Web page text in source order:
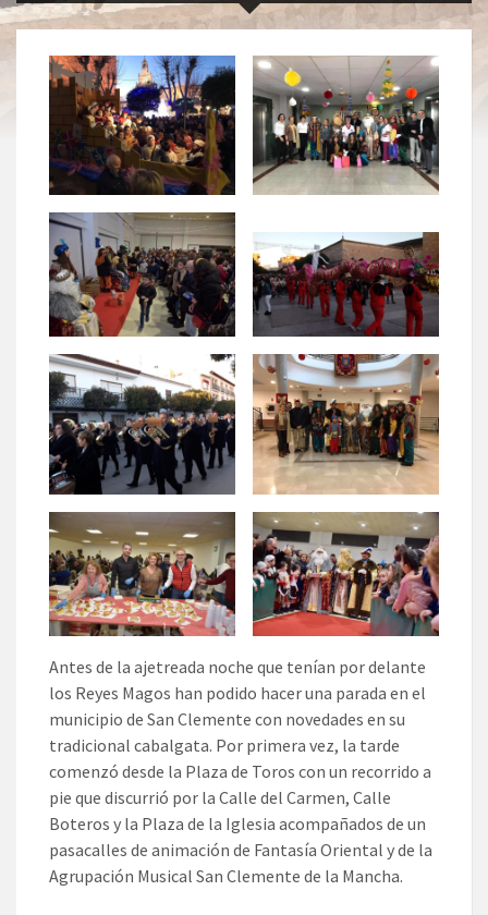
Antes de la ajetreada noche que tenían por delante
los Reyes Magos han podido hacer una parada en el
municipio de San Clemente con novedades en su
tradicional cabalgata. Por primera vez, la tarde
comenzó desde la Plaza de Toros con un recorrido a
pie que discurrió por la Calle del Carmen, Calle
Boteros y la Plaza de la Iglesia acompañados de un
pasacalles de animación de Fantasía Oriental y de la
Agrupación Musical San Clemente de la Mancha.